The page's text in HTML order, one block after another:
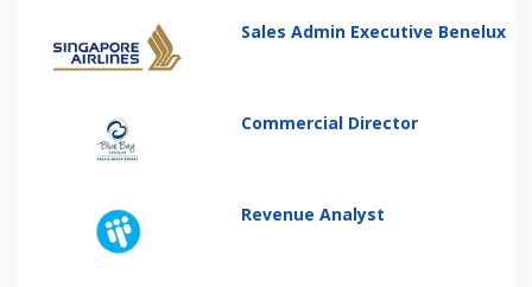
Sales Admin Executive Benelux
Commercial Director
Revenue Analyst